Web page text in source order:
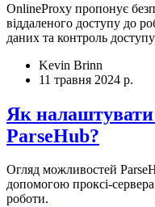
OnlineProxy пропонує
віддаленого доступу до
даних та контроль доступу
Kevin Brinn
11 травня 2024 р.
Як налаштувати
ParseHub?
Огляд можливостей
допомогою проксі-
роботи.